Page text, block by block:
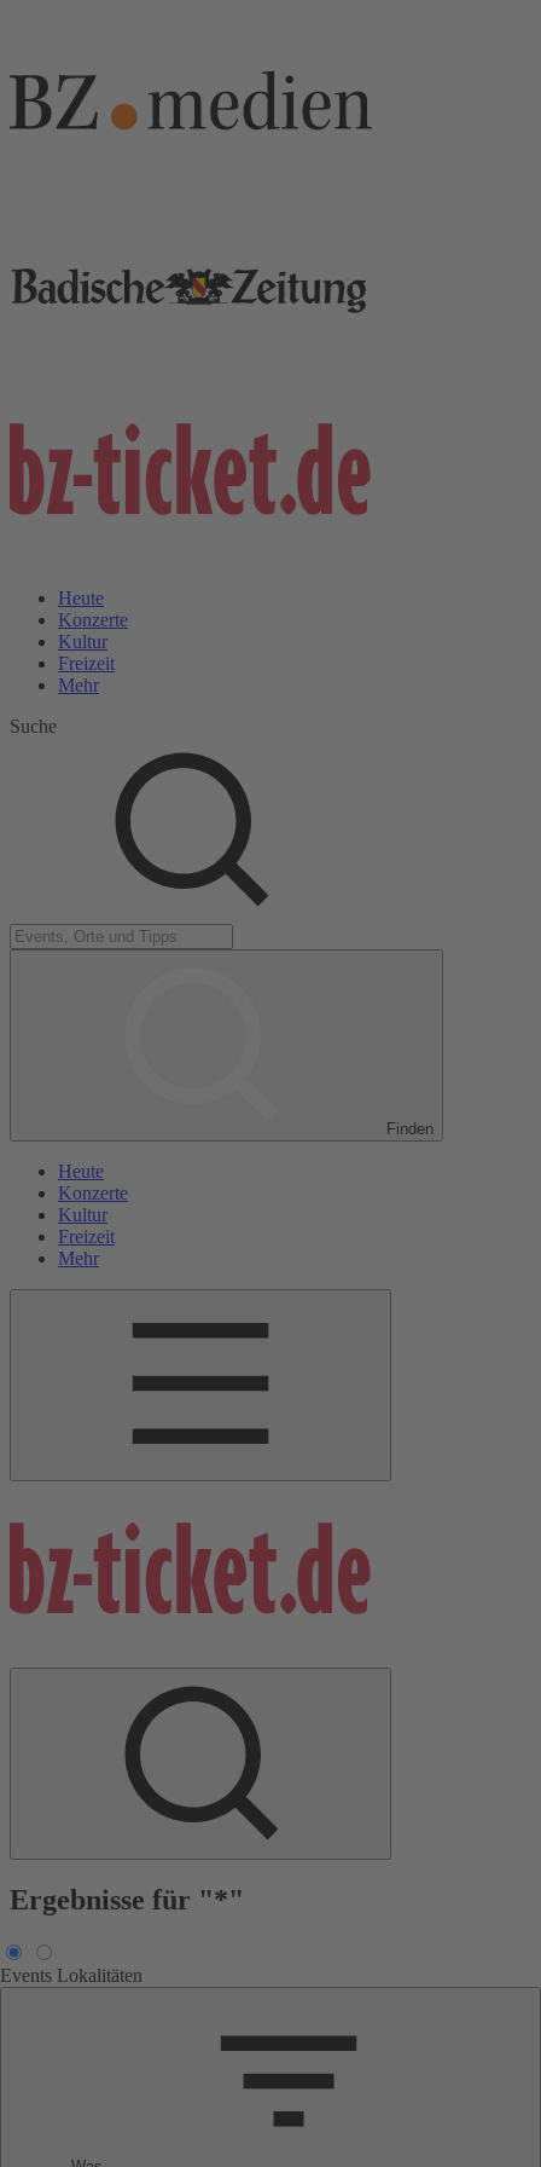
Heute
Konzerte
Kultur
Freizeit
Mehr
Suche
Finden
Heute
Konzerte
Kultur
Freizeit
Mehr
Ergebnisse für "*"
Events Lokalitäten